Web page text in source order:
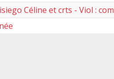
Céline et crts - Viol :